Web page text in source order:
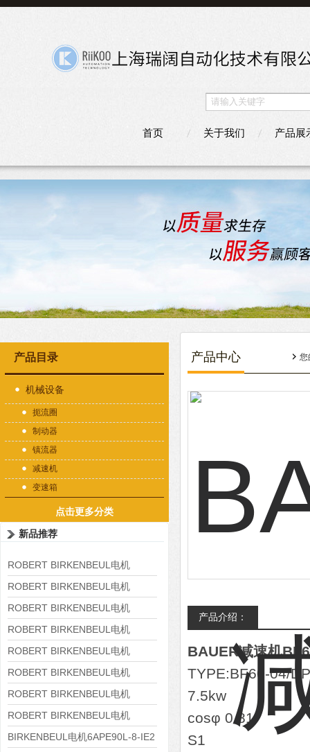
首页 关于我们 产品展
产品目录
机械设备
扼流圈
制动器
镇流器
减速机
变速箱
点击更多分类
新品推荐
ROBERT BIRKENBEUL电机
8APE225M-4-IE3
ROBERT BIRKENBEUL电机
8APE180L-4 IE3
ROBERT BIRKENBEUL电机
8APE160M-6 IE3
ROBERT BIRKENBEUL电机
8APE160L-4-IE3
ROBERT BIRKENBEUL电机
8APE112M-6K-IE3
ROBERT BIRKENBEUL电机
8APE100L-2 IE3
ROBERT BIRKENBEUL电机
8APE90S-4 IE3
ROBERT BIRKENBEUL电机
8APE80M-2K-IE3
BIRKENBEUL电机6APE90L-8-IE2
产品中心 您
产品介绍：
BAUER减速机
TYPE:BF60-04/
7.5kw
cosφ 0.81
S1